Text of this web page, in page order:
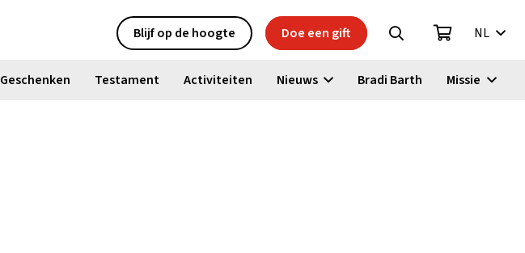
Blijf op de hoogte Doe een gift NL
Geschenken Testament Activiteiten Nieuws Bradi Barth Missie